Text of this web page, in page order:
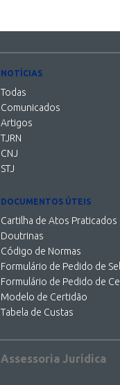
NOTÍCIAS
Todas
Comunicados
Artigos
TJRN
CNJ
STJ
DOCUMENTOS ÚTEIS
Cartilha de Atos Praticados
Doutrinas
Código de Normas
Formulário de Pedido de
Formulário de Pedido de
Modelo de Certidão
Tabela de Custas
Assessoria Jurídica